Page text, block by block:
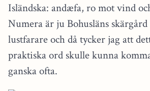
Isländska: andæfa, ro mot vind
Numera är ju Bohusläns
lustfarare och då tycker jag att
praktiska ord skulle kunna
ganska ofta.